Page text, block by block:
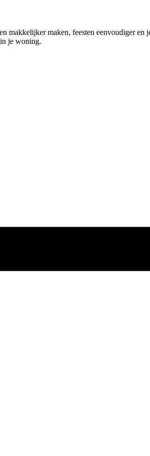
makkelijker maken, feesten eenvoudiger
je woning.